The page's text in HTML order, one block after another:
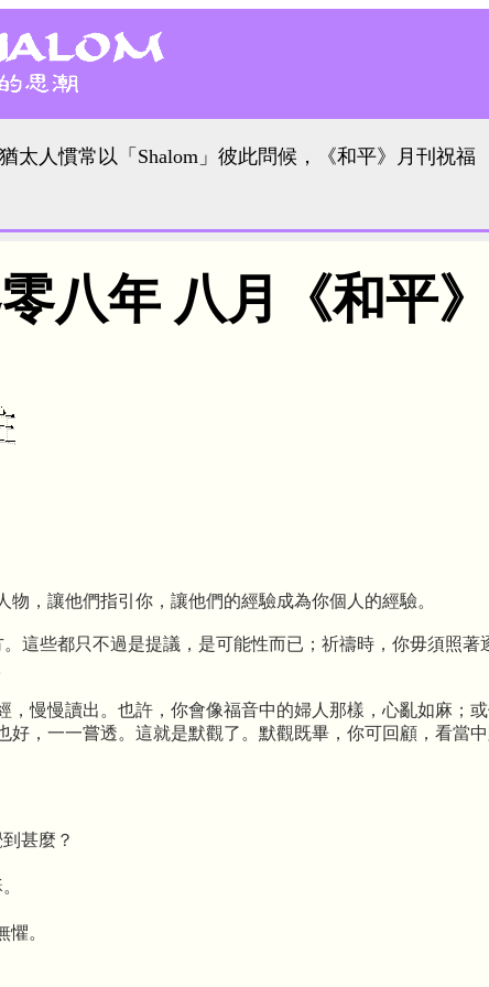
太人慣常以「Shalom」彼此問候，《和平》月刊祝福
八年 八月《和平》
，讓他們指引你，讓他們的經驗成為你個人的經驗。
這些都只不過是提議，是可能性而已；祈禱時，你毋須照
慢慢讀出。也許，你會像福音中的婦人那樣，心亂如麻；
，一一嘗透。這就是默觀了。默觀既畢，你可回顧，看當
甚麼？
。